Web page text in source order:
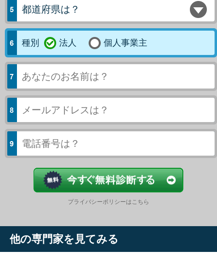
都道府県は？
種別 法人 個人事業主
プライバシーポリシーはこちら
他の専門家を見てみる